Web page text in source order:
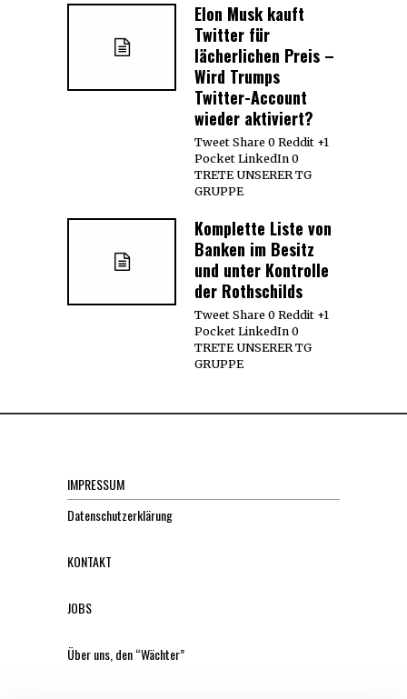
Elon Musk kauft
Twitter für
lächerlichen Preis –
Wird Trumps
Twitter-Account
wieder aktiviert?
Tweet Share 0 Reddit +1
Pocket LinkedIn 0
TRETE UNSERER TG
GRUPPE
Komplette Liste von
Banken im Besitz
und unter Kontrolle
der Rothschilds
Tweet Share 0 Reddit +1
Pocket LinkedIn 0
TRETE UNSERER TG
GRUPPE
IMPRESSUM
Datenschutzerklärung
KONTAKT
JOBS
Über uns, den “Wächter”